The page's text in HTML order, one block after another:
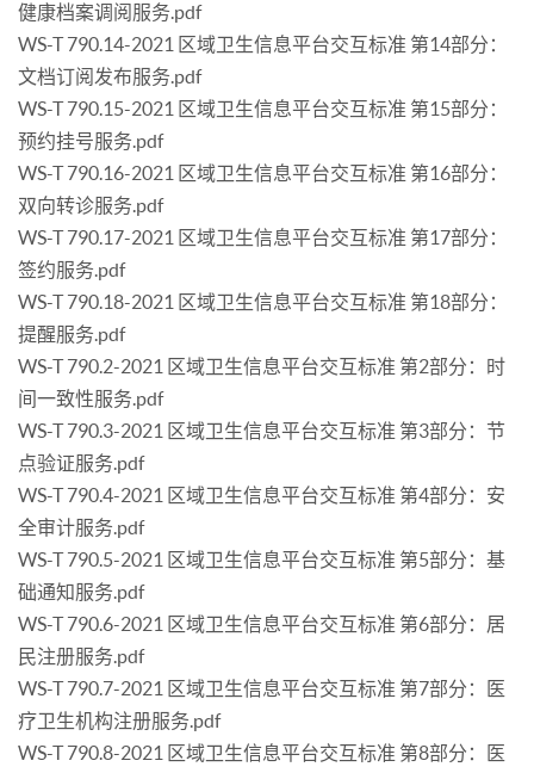
健康档案调阅服务.pdf
WS-T 790.14-2021 区域卫生信息平台交互标准 第14部分：
文档订阅发布服务.pdf
WS-T 790.15-2021 区域卫生信息平台交互标准 第15部分：
预约挂号服务.pdf
WS-T 790.16-2021 区域卫生信息平台交互标准 第16部分：
双向转诊服务.pdf
WS-T 790.17-2021 区域卫生信息平台交互标准 第17部分：
签约服务.pdf
WS-T 790.18-2021 区域卫生信息平台交互标准 第18部分：
提醒服务.pdf
WS-T 790.2-2021 区域卫生信息平台交互标准 第2部分：时
间一致性服务.pdf
WS-T 790.3-2021 区域卫生信息平台交互标准 第3部分：节
点验证服务.pdf
WS-T 790.4-2021 区域卫生信息平台交互标准 第4部分：安
全审计服务.pdf
WS-T 790.5-2021 区域卫生信息平台交互标准 第5部分：基
础通知服务.pdf
WS-T 790.6-2021 区域卫生信息平台交互标准 第6部分：居
民注册服务.pdf
WS-T 790.7-2021 区域卫生信息平台交互标准 第7部分：医
疗卫生机构注册服务.pdf
WS-T 790.8-2021 区域卫生信息平台交互标准 第8部分：医